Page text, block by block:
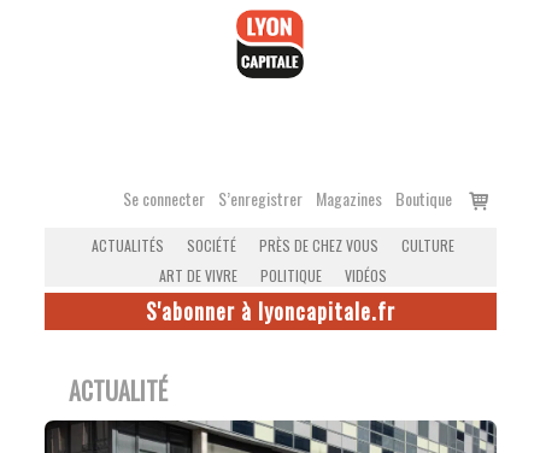
Se connecter S’enregistrer Magazines Boutique
Voir
ACTUALITÉS SOCIÉTÉ PRÈS DE CHEZ VOUS
CULTURE
ART DE VIVRE
POLITIQUE VIDÉOS
S'abonner à lyoncapitale.fr
ACTUALITÉ